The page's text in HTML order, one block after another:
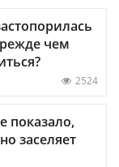
чем
2524
показало,
заселяет